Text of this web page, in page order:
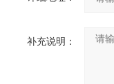
补充说明：